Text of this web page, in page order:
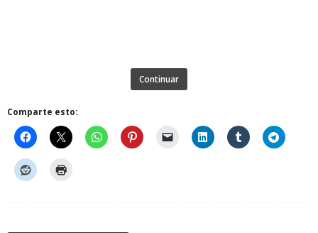
Continuar
Comparte esto: